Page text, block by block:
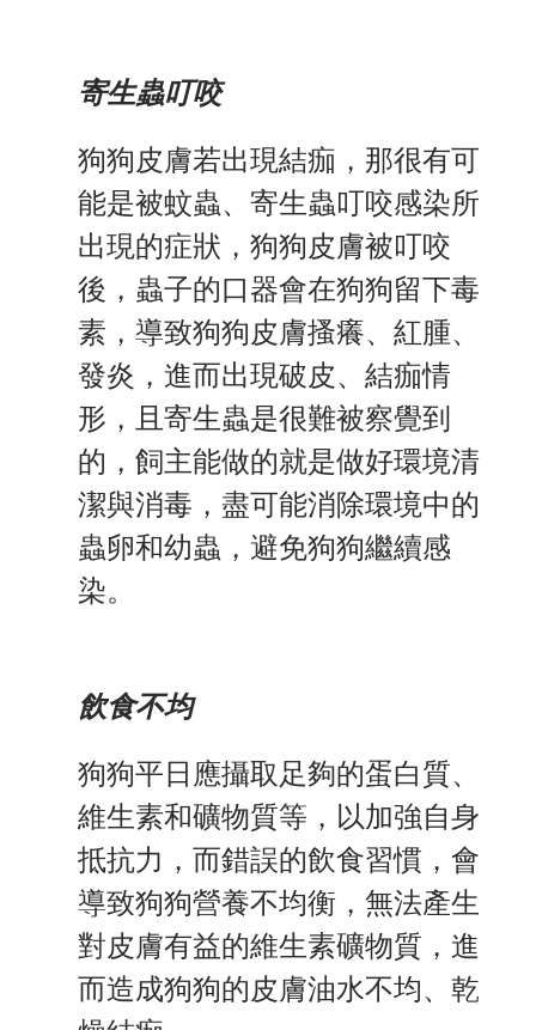
寄生蟲叮咬
狗狗皮膚若出現結痂，那很有可
能是被蚊蟲、寄生蟲叮咬感染所
出現的症狀，狗狗皮膚被叮咬
後，蟲子的口器會在狗狗留下毒
素，導致狗狗皮膚搔癢、紅腫、
發炎，進而出現破皮、結痂情
形，且寄生蟲是很難被察覺到
的，飼主能做的就是做好環境清
潔與消毒，盡可能消除環境中的
蟲卵和幼蟲，避免狗狗繼續感
染。
飲食不均
狗狗平日應攝取足夠的蛋白質、
維生素和礦物質等，以加強自身
抵抗力，而錯誤的飲食習慣，會
導致狗狗營養不均衡，無法產生
對皮膚有益的維生素礦物質，進
而造成狗狗的皮膚油水不均、乾